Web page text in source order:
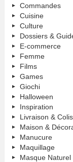
Commandes
Cuisine
Culture
Dossiers &
E-commerce
Femme
Films
Games
Giochi
Halloween
Inspiration
Livraison & Colis
Maison &
Manucure
Maquillage
Masque Naturel